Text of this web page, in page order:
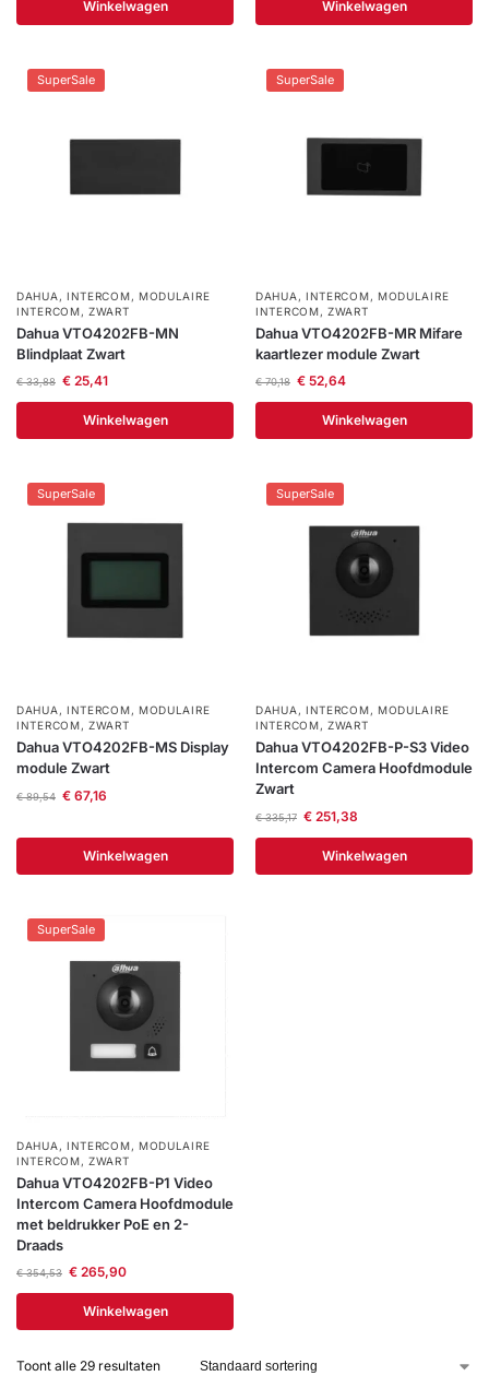
Winkelwagen Winkelwagen
SuperSale
DAHUA , INTERCOM , MODULAIRE
INTERCOM ,ZWART
Dahua VTO4202FB-MN
Blindplaat Zwart
€33,88 €25,41
Winkelwagen
SuperSale
DAHUA , INTERCOM , MODULAIRE
INTERCOM ,ZWART
Dahua VTO4202FB-MR Mifare
kaartlezer module Zwart
€70,18 €52,64
Winkelwagen
SuperSale
DAHUA, INTERCOM , MODULAIRE
INTERCOM ,ZWART
Dahua VTO4202FB-MS Display
module Zwart
€89,54 €67,16
Winkelwagen
SuperSale
DAHUA, INTERCOM , MODULAIRE
INTERCOM ,ZWART
Dahua VTO4202FB-P-S3 Video
Intercom Camera Hoofdmodule
Zwart
€335,17 €251,38
Winkelwagen
SuperSale
DAHUA , INTERCOM, MODULAIRE
INTERCOM,ZWART
Dahua VTO4202FB-P1 Video
Intercom Camera Hoofdmodule
met beldrukker PoE en 2-
Draads
€354,53 €265,90
Winkelwagen
Toont alle 29 resultaten